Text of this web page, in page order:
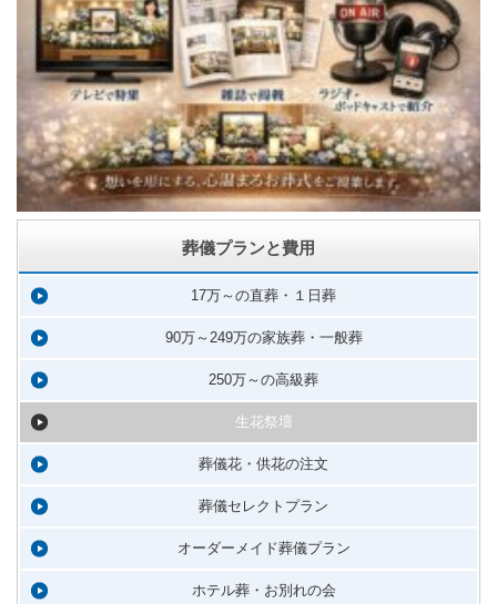
葬儀プランと費用
17万～の直葬・１日葬
90万～249万の家族葬・一般葬
250万～の高級葬
生花祭壇
葬儀花・供花の注文
葬儀セレクトプラン
オーダーメイド葬儀プラン
ホテル葬・お別れの会